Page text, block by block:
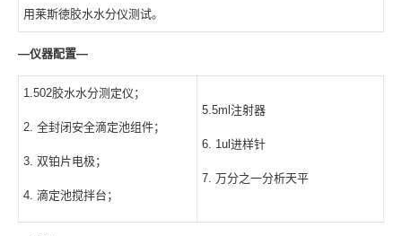
用莱斯徳胶水水分仪测试。
—仪器配置—
1.502胶水水分测定仪；
2. 全封闭安全滴定池组件；
3. 双铂片电极；
4. 滴定池搅拌台；
5.5ml注射器
6. 1ul进样针
7. 万分之一分析天平